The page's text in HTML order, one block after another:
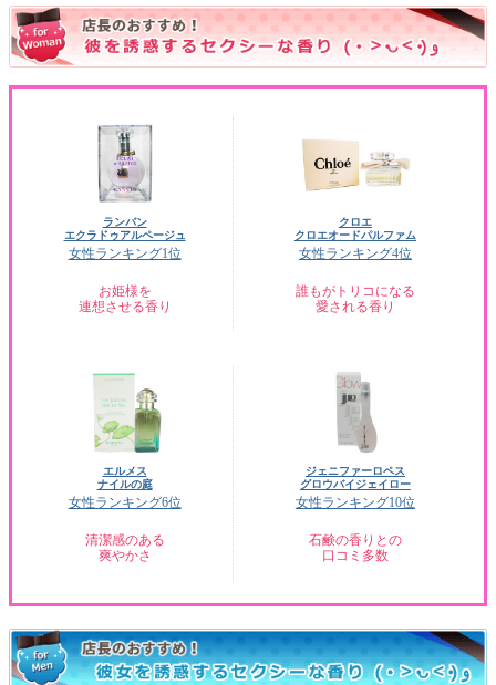
ランバン
エクラドゥアルページュ
女性ランキング1位
お姫様を
連想させる香り
クロエ
クロエオードパルファム
女性ランキング4位
誰もがトリコになる
愛される香り
エルメス
ナイルの庭
女性ランキング6位
清潔感のある
爽やかさ
ジェニファーロペス
グロウバイジェイロー
女性ランキング10位
石鹸の香りとの
口コミ多数